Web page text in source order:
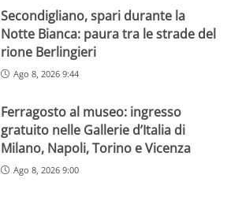
Secondigliano, spari durante la
Notte Bianca: paura tra le strade del
rione Berlingieri
Ago 8, 2026 9:44
Ferragosto al museo: ingresso
gratuito nelle Gallerie d’Italia di
Milano, Napoli, Torino e Vicenza
Ago 8, 2026 9:00